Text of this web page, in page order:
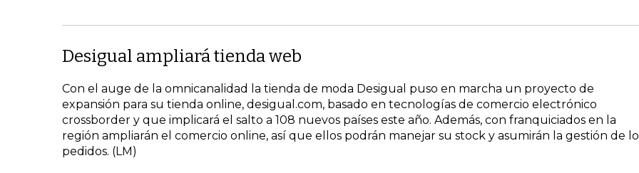
Desigual ampliará tienda web
Con el auge de la omnicanalidad la tienda de moda Desigual puso en marcha un proyecto de
expansión para su tienda online, desigual.com, basado en tecnologías de comercio electrónico
crossborder y que implicará el salto a 108 nuevos países este año. Además, con franquiciados en la
región ampliarán el comercio online, así que ellos podrán manejar su stock y asumirán la gestión de
pedidos. (LM)